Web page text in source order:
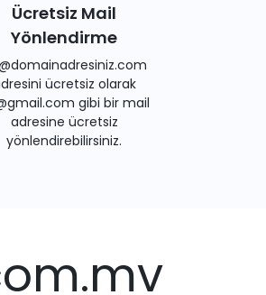
Ücretsiz Mail
Yönlendirme
ücretsiz olarak
gibi bir mail
adresine ücretsiz
yönlendirebilirsiniz.